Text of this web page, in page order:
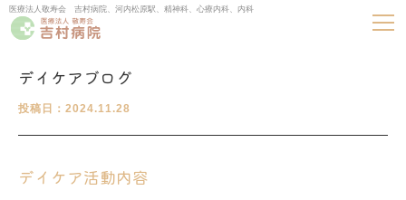
医療法人敬寿会 吉村病院、河内松原駅、精神科、心療内科、内科
デイケアブログ
投稿日：2024.11.28
デイケア活動内容